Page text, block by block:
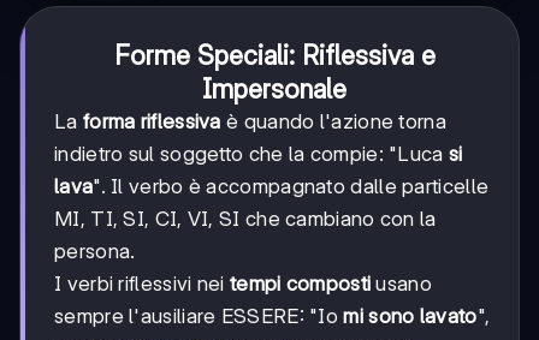
Forme Speciali: Riflessiva e
Impersonale
La forma riflessiva è quando l'azione torna
indietro sul soggetto che la compie: "Luca si
lava". Il verbo è accompagnato dalle particelle
MI, TI, SI, CI, VI, SI che cambiano con la
persona.
I verbi riflessivi nei tempi composti usano
sempre l'ausiliare ESSERE: "Iomi sono lavato",